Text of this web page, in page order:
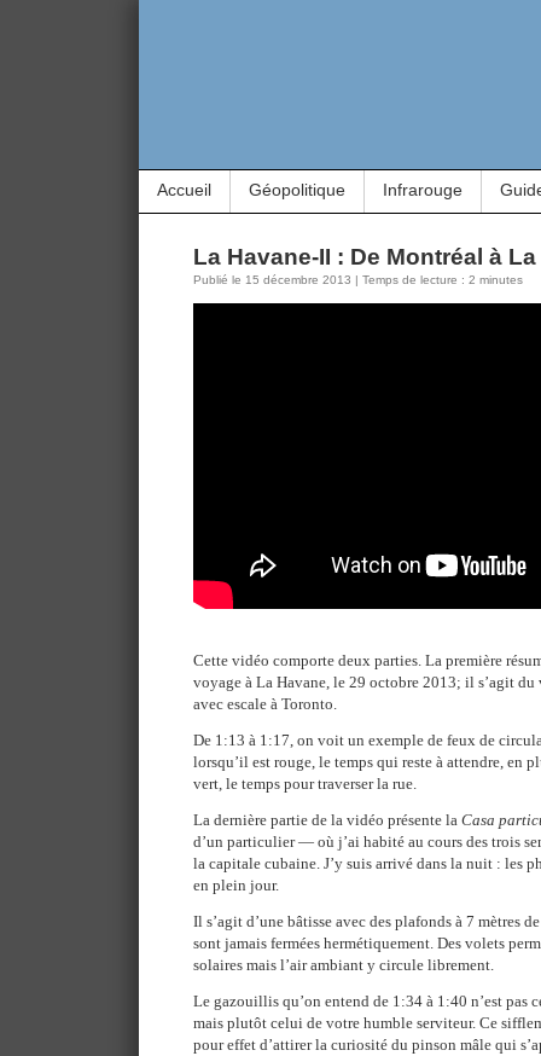
Accueil Géopolitique Infrarouge
La Havane-II : De Montréal à
Publié le 15 décembre 2013 | Temps de lecture : 2 minutes
Cette vidéo comporte deux parties. La première
voyage à La Havane, le 29 octobre 2013; il s’agit
avec escale à Toronto.
De 1:13 à 1:17, on voit un exemple de feux de
lorsqu’il est rouge, le temps qui reste à attendre, en
vert, le temps pour traverser la rue.
La dernière partie de la vidéo présente la Casa
d’un particulier — où j’ai habité au cours des trois
la capitale cubaine. J’y suis arrivé dans la nuit : les
en plein jour.
Il s’agit d’une bâtisse avec des plafonds à 7 mètres
sont jamais fermées hermétiquement. Des volets
solaires mais l’air ambiant y circule librement.
Le gazouillis qu’on entend de 1:34 à 1:40 n’est pas
mais plutôt celui de votre humble serviteur. Ce
pour effet d’attirer la curiosité du pinson mâle qui